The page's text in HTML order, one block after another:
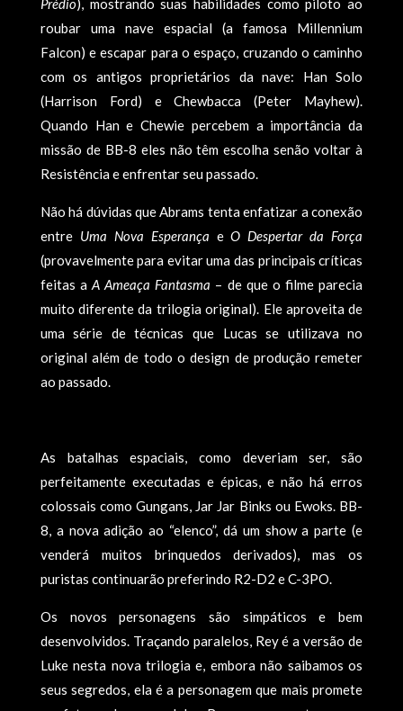
Prédio), mostrando suas habilidades como piloto ao
roubar uma nave espacial (a famosa Millennium
Falcon) e escapar para o espaço, cruzando o caminho
com os antigos proprietários da nave: Han Solo
(Harrison Ford) e Chewbacca (Peter Mayhew).
Quando Han e Chewie percebem a importância da
missão de BB-8 eles não têm escolha senão voltar à
Resistência e enfrentar seu passado.
Não há dúvidas que Abrams tenta enfatizar a conexão
entre Uma Nova Esperança eO Despertar da Força
(provavelmente para evitar uma das principais crí­ticas
feitas aA Ameaça Fantasma – de que o filme parecia
muito diferente da trilogia original). Ele aproveita de
uma série de técnicas que Lucas se utilizava no
original além de todo o design de produção remeter
ao passado.
As batalhas espaciais, como deveriam ser, são
perfeitamente executadas e épicas, e não há erros
colossais como Gungans, Jar Jar Binks ou Ewoks. BB-
8, a nova adição ao “elenco”, dá um show a parte (e
venderá muitos brinquedos derivados), mas os
puristas continuarão preferindo R2-D2 e C-3PO.
Os novos personagens são simpáticos e bem
desenvolvidos. Traçando paralelos, Rey é a versão de
Luke nesta nova trilogia e, embora não saibamos os
seus segredos, ela é a personagem que mais promete